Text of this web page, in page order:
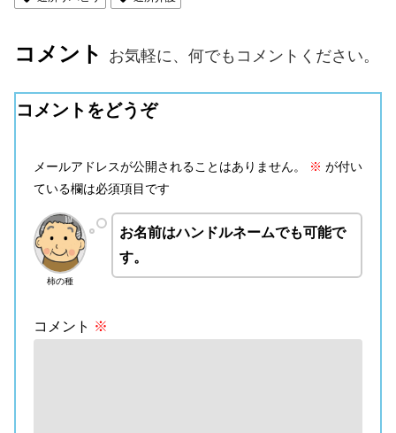
コメント お気軽に、何でもコメントください。
コメントをどうぞ
メールアドレスが公開されることはありません。 ※ が付い
ている欄は必須項目です
柿の種
お名前はハンドルネームでも可能で
す。
コメント ※